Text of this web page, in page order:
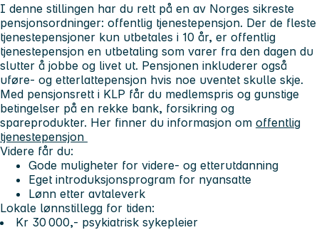
I denne stillingen har du rett på en av Norges sikreste
pensjonsordninger: offentlig tjenestepensjon. Der de fleste
tjenestepensjoner kun utbetales i 10 år, er offentlig
tjenestepensjon en utbetaling som varer fra den dagen du
slutter å jobbe og livet ut. Pensjonen inkluderer også
uføre- og etterlattepensjon hvis noe uventet skulle skje.
Med pensjonsrett i KLP får du medlemspris og gunstige
betingelser på en rekke bank, forsikring og
spareprodukter. Her finner du informasjon om offentlig
tjenestepensjon
Videre får du:
Gode muligheter for videre- og etterutdanning
Eget introduksjonsprogram for nyansatte
Lønn etter avtaleverk
Lokale lønnstillegg for tiden:
Kr 30 000,- psykiatrisk sykepleier